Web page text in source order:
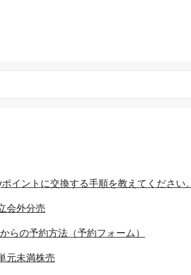
イントに交換する手順を教えてください。
会外分売
らの予約方法（予約フォーム）
元未満株売